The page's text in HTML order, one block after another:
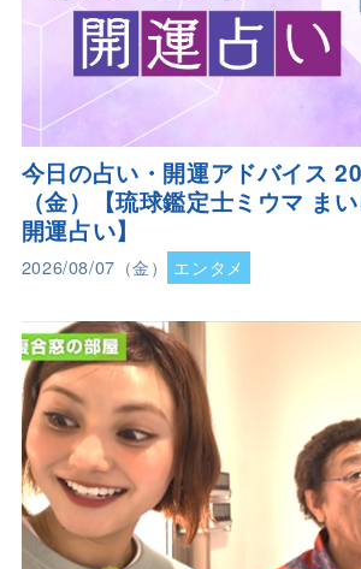
今日の占い・開運アドバイス
（金）【琉球鑑定士ミウマ ま
開運占い】
2026/08/07（金） エンタメ